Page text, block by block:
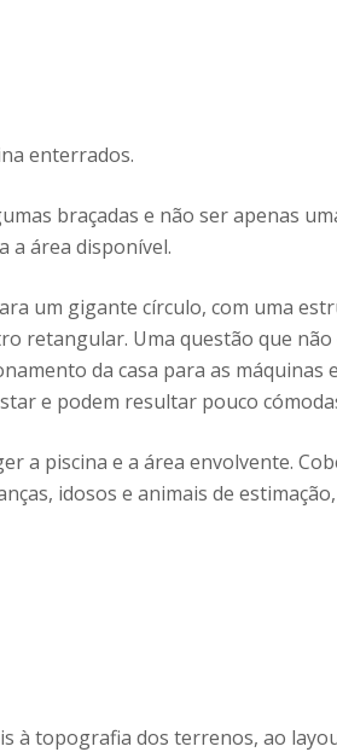
enterrados.
braçadas e não ser apenas
a área disponível.
um gigante círculo, com uma
retangular. Uma questão que
da casa para as máquinas
e podem resultar pouco
a piscina e a área envolvente.
idosos e animais de
à topografia dos terrenos, ao